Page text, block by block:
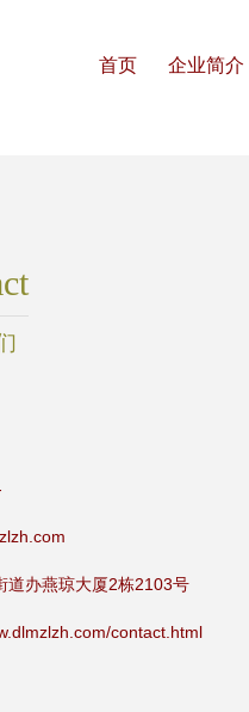
首页 企业简介
道办燕琼大厦2栋2103号
contact.html